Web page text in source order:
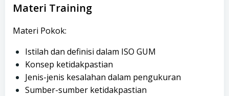
Materi Training
Materi Pokok:
Istilah dan definisi dalam ISO GUM
Konsep ketidakpastian
Jenis-jenis kesalahan dalam pengukuran
Sumber-sumber ketidakpastian